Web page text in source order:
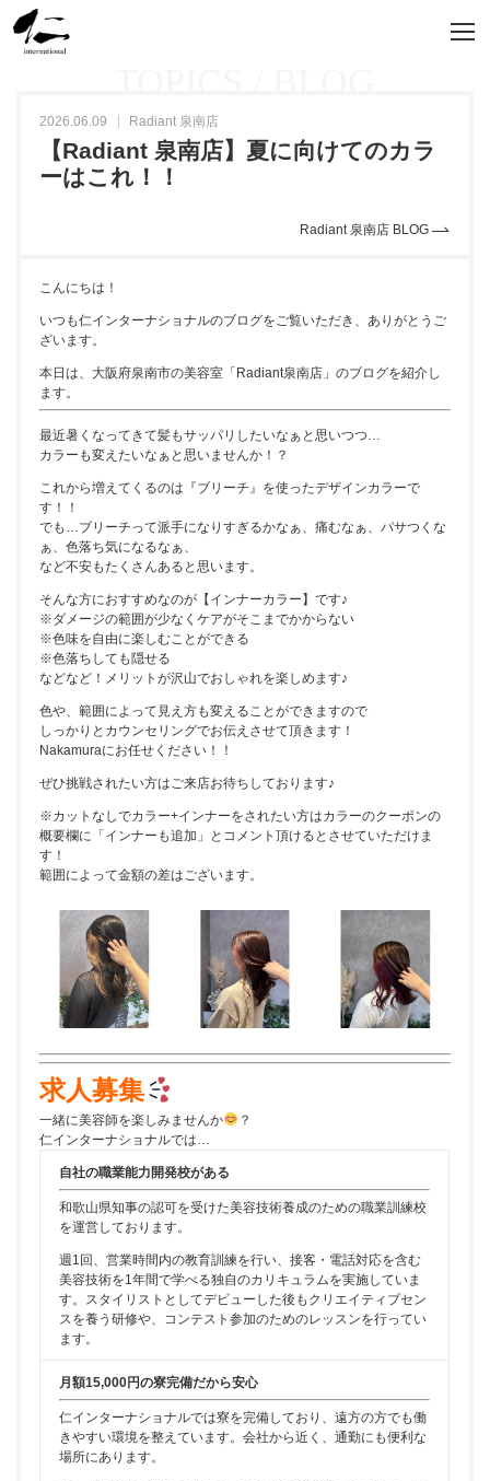
2026.06.09 Radiant 泉南店
【Radiant 泉南店】夏に向けてのカラ
ーはこれ！！
Radiant 泉南店 BLOG
こんにちは！
いつも仁インターナショナルのブログをご覧いただき、ありがとうご
ざいます。
本日は、大阪府泉南市の美容室「Radiant泉南店」のブログを紹介し
ます。
最近暑くなってきて髪もサッパリしたいなぁと思いつつ…
カラーも変えたいなぁと思いませんか！？
これから増えてくるのは『ブリーチ』を使ったデザインカラーで
す！！
でも…ブリーチって派手になりすぎるかなぁ、痛むなぁ、パサつくな
ぁ、色落ち気になるなぁ、
など不安もたくさんあると思います。
そんな方におすすめなのが【インナーカラー】です♪
※ダメージの範囲が少なくケアがそこまでかからない
※色味を自由に楽しむことができる
※色落ちしても隠せる
などなど！メリットが沢山でおしゃれを楽しめます♪
色や、範囲によって見え方も変えることができますので
しっかりとカウンセリングでお伝えさせて頂きます！
Nakamuraにお任せください！！
ぜひ挑戦されたい方はご来店お待ちしております♪
※カットなしでカラー+インナーをされたい方はカラーのクーポンの
概要欄に「インナーも追加」とコメント頂けるとさせていただけま
す！
範囲によって金額の差はございます。
求人募集
一緒に美容師を楽しみませんか
？
仁インターナショナルでは…
自社の職業能力開発校がある
和歌山県知事の認可を受けた美容技術養成のための職業訓練校
を運営しております。
週1回、営業時間内の教育訓練を行い、接客・電話対応を含む
美容技術を1年間で学べる独自のカリキュラムを実施していま
す。スタイリストとしてデビューした後もクリエイティブセン
スを養う研修や、コンテスト参加のためのレッスンを行ってい
ます。
月額15,000円の寮完備だから安心
仁インターナショナルでは寮を完備しており、遠方の方でも働
きやすい環境を整えています。会社から近く、通勤にも便利な
場所にあります。